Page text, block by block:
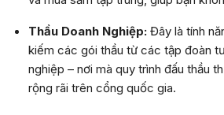
Thầu Doanh Nghiệp:Đây là tính
kiếm các gói thầu từ các tập đoàn
nghiệp – nơi mà quy trình đấu thầu
rộng rãi trên cổng quốc gia.